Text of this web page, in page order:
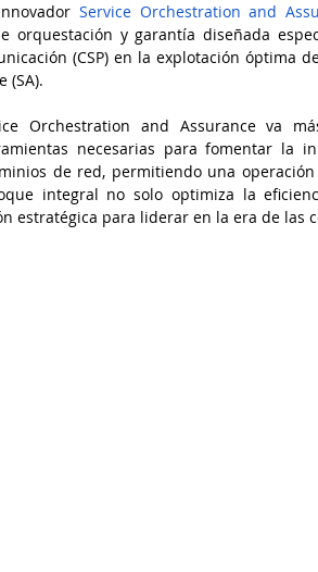
Service Orchestration and
orquestación y garantía diseñada
(CSP) en la explotación óptima
(SA).
Orchestration and Assurance va
necesarias para fomentar la
de red, permitiendo una
integral no solo optimiza la
estratégica para liderar en la era de las